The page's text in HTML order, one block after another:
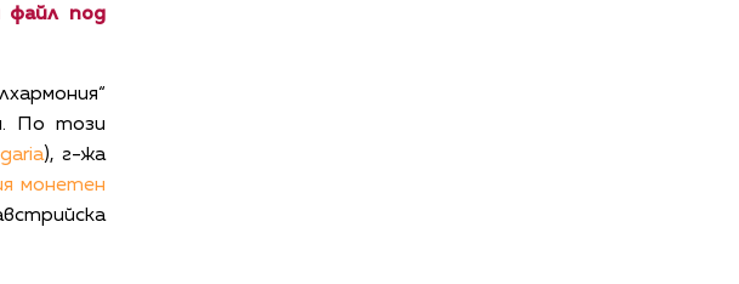
файл под
По този
), г-жа
монетен